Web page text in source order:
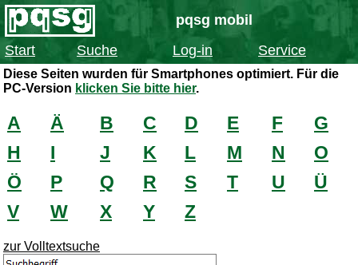
pqsg mobil
Start
Suche Log-in Service
Diese Seiten wurden für Smartphones optimiert. Für die
PC-Version klicken Sie bitte hier.
A Ä B C D E F
G
H
I J K L M N
O
Ö
P Q R S T U
Ü
V
W X Y Z
zur Volltextsuche